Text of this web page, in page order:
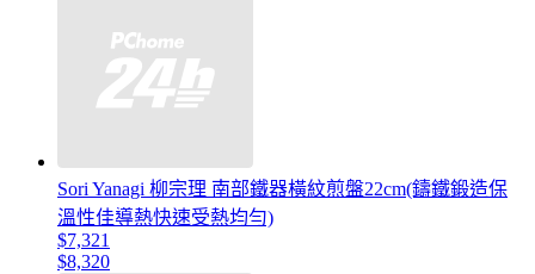
Sori Yanagi 柳宗理 南部鐵器橫紋煎盤22cm(鑄鐵鍛造保
溫性佳導熱快速受熱均勻)
$7,321
$8,320